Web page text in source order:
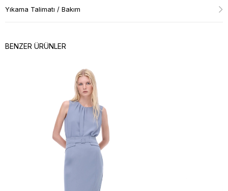
Yıkama Talimatı / Bakım
BENZER ÜRÜNLER